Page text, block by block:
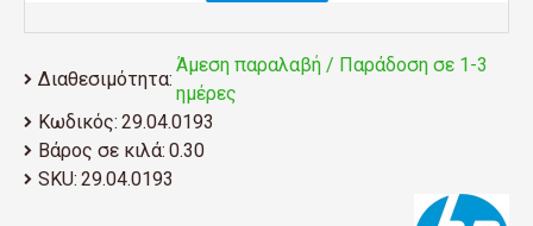
6400
Διαθεσιμότητα:
Άμεση παραλαβή / Παράδοση σε 1-3
ημέρες
Κωδικός: 29.04.0193
Βάρος σε κιλά: 0.30
SKU: 29.04.0193